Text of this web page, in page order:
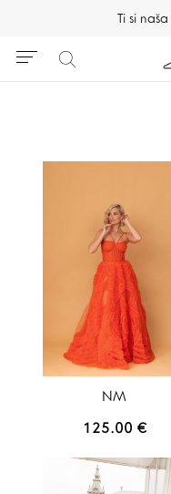
Ti si naša
NM
125.00 €